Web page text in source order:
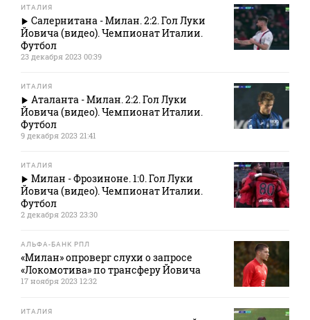
ИТАЛИЯ
Салернитана - Милан. 2:2. Гол Луки
Йовича (видео). Чемпионат Италии.
Футбол
23 декабря 2023 00:39
ИТАЛИЯ
Аталанта - Милан. 2:2. Гол Луки
Йовича (видео). Чемпионат Италии.
Футбол
9 декабря 2023 21:41
ИТАЛИЯ
Милан - Фрозиноне. 1:0. Гол Луки
Йовича (видео). Чемпионат Италии.
Футбол
2 декабря 2023 23:30
АЛЬФА-БАНК РПЛ
«Милан» опроверг слухи о запросе
«Локомотива» по трансферу Йовича
17 ноября 2023 12:32
ИТАЛИЯ